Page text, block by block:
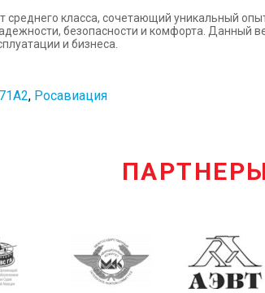
класса, сочетающий уникальный
безопасности и комфорта. Данный
и бизнеса.
, Росавиация